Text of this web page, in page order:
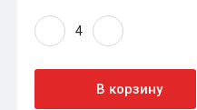
В корзину